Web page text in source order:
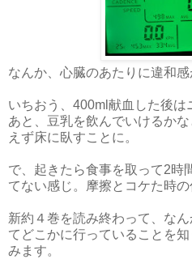
なんか、心臓のあたりに違和
いちおう、400ml献血した後は
あと、豆乳を飲んでいけるか
えず床に臥すことに。
で、起きたら食事を取って2時
てない感じ。摩擦とコケた時の
新約４巻を読み終わって、な
てどこかに行っていることを
みます。